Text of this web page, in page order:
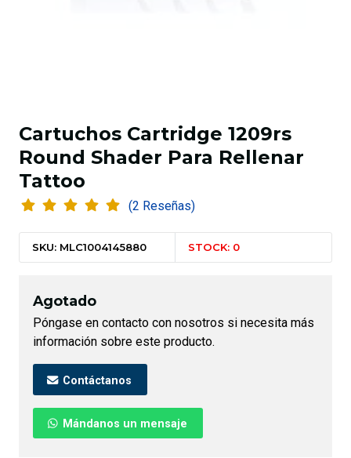
Cartuchos Cartridge 1209rs
Round Shader Para Rellenar
Tattoo
(2 Reseñas)
SKU: MLC1004145880 STOCK: 0
Agotado
Póngase en contacto con nosotros si necesita más
información sobre este producto.
Contáctanos
Mándanos un mensaje